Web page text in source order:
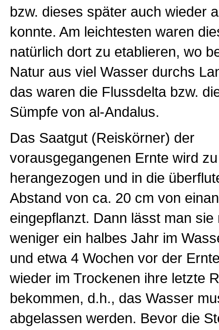
bzw. dieses später auch wieder
konnte. Am leichtesten waren
natürlich dort zu etablieren, wo
Natur aus viel Wasser durchs
das waren die Flussdelta bzw.
Sümpfe von al-Andalus.
Das Saatgut (Reiskörner) der
vorausgegangenen Ernte wird
herangezogen und in die
Abstand von ca. 20 cm von
eingepflanzt. Dann lässt man sie
weniger ein halbes Jahr im
und etwa 4 Wochen vor der
wieder im Trockenen ihre letzte
bekommen, d.h., das Wasser
abgelassen werden. Bevor die